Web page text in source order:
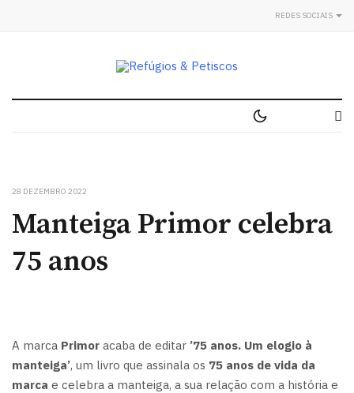
REDES SOCIAIS
28 DEZEMBRO 2022
Manteiga Primor celebra
75 anos
A marca Primor acaba de editar ’75 anos. Um elogio à
manteiga’, um livro que assinala os 75 anos de vida da
marca e celebra a manteiga, a sua relação com a história e